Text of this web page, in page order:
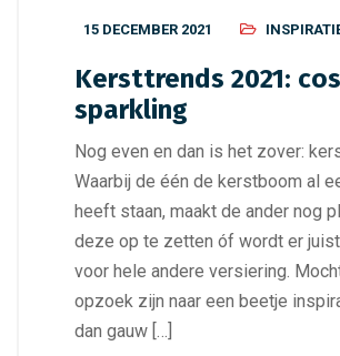
15 DECEMBER 2021
Kersttrends 2021:
sparkling
Nog even en dan is het zover:
Waarbij de één de kerstboom al
heeft staan, maakt de ander nog
deze op te zetten óf wordt er
voor hele andere versiering.
opzoek zijn naar een beetje
dan gauw […]